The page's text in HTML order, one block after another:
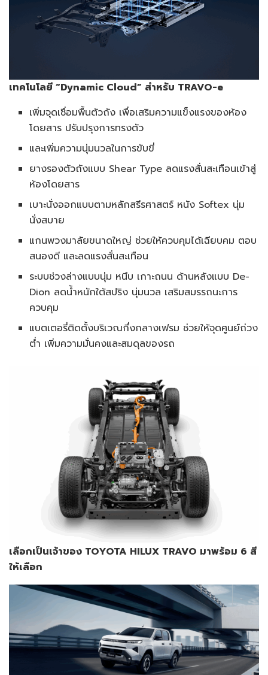
เทคโนโลยี “Dynamic Cloud” สำหรับ TRAVO-e
เพิ่มจุดเชื่อมพื้นตัวถัง เพื่อเสริมความแข็งแรงของห้อง
โดยสาร ปรับปรุงการทรงตัว
และเพิ่มความนุ่มนวลในการขับขี่
ยางรองตัวถังแบบ Shear Type ลดแรงสั่นสะเทือนเข้าสู่
ห้องโดยสาร
เบาะนั่งออกแบบตามหลักสรีรศาสตร์ หนัง Softex นุ่ม
นั่งสบาย
แกนพวงมาลัยขนาดใหญ่ ช่วยให้ควบคุมได้เฉียบคม ตอบ
สนองดี และลดแรงสั่นสะเทือน
ระบบช่วงล่างแบบนุ่ม หนึบ เกาะถนน ด้านหลังแบบ De-
Dion ลดน้ำหนักใต้สปริง นุ่มนวล เสริมสมรรถนะการ
ควบคุม
แบตเตอรี่ติดตั้งบริเวณกึ่งกลางเฟรม ช่วยให้จุดศูนย์ถ่วง
ต่ำ เพิ่มความมั่นคงและสมดุลของรถ
เลือกเป็นเจ้าของ TOYOTA HILUX TRAVO มาพร้อม 6 สี
ให้เลือก